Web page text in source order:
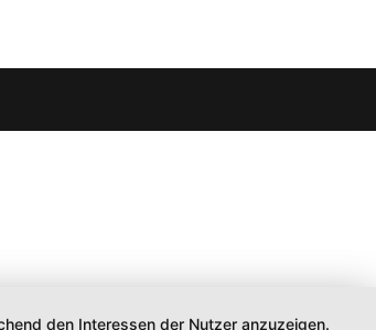
den Interessen der Nutzer anzuzeigen.